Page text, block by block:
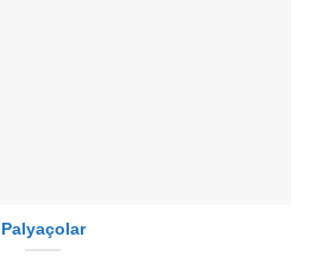
Palyaçolar